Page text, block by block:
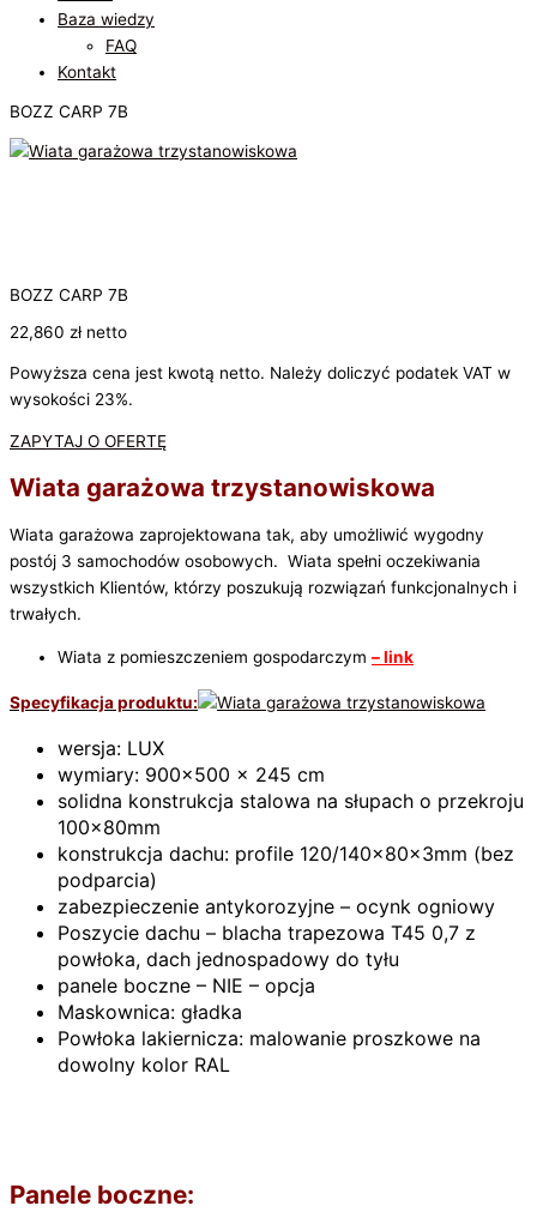
Baza wiedzy
FAQ
Kontakt
BOZZ CARP 7B
BOZZ CARP 7B
22,860 złnetto
Powyższa cena jest kwotą netto. Należy doliczyć podatek VAT w
wysokości 23%.
ZAPYTAJ O OFERTĘ
Wiata garażowa trzystanowiskowa
Wiata garażowa zaprojektowana tak, aby umożliwić wygodny
postój 3 samochodów osobowych. Wiata spełni oczekiwania
wszystkich Klientów, którzy poszukują rozwiązań funkcjonalnych i
trwałych.
Wiata z pomieszczeniem gospodarczym – link
Specyfikacja produktu:
wersja: LUX
wymiary: 900×500 x 245 cm
solidna konstrukcja stalowa na słupach o przekroju
100x80mm
konstrukcja dachu: profile 120/140x80x3mm (bez
podparcia)
zabezpieczenie antykorozyjne – ocynk ogniowy
Poszycie dachu – blacha trapezowa T45 0,7 z
powłoka, dach jednospadowy do tyłu
panele boczne – NIE – opcja
Maskownica: gładka
Powłoka lakiernicza: malowanie proszkowe na
dowolny kolor RAL
Panele boczne: